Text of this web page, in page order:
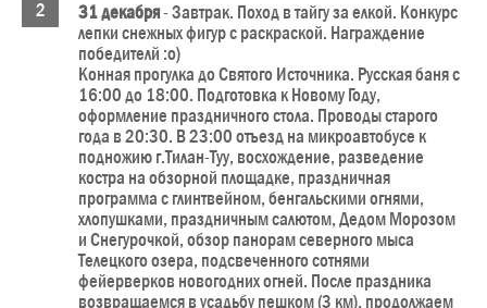
31 декабря- Завтрак. Поход в тайгу за елкой. Конкурс
лепки снежных фигур с раскраской. Награждение
победителй :о)
Конная прогулка до Святого Источника. Русская баня с
16:00 до 18:00. Подготовка к Новому Году,
оформление праздничного стола. Проводы старого
года в 20:30. В 23:00 отъезд на микроавтобусе к
подножию г.Тилан-Туу, восхождение, разведение
костра на обзорной площадке, праздничная
программа с глинтвейном, бенгальскими огнями,
хлопушками, праздничным салютом, Дедом Морозом
и Снегурочкой, обзор панорам северного мыса
Телецкого озера, подсвеченного сотнями
фейерверков новогодних огней. После праздника
возвращаемся в усадьбу пешком (3 км), продолжаем